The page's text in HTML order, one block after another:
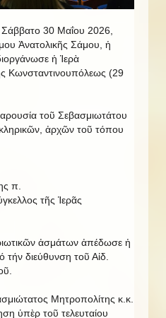
30 Μαΐου 2026,
Ἀνατολικῆς Σάμου, ἡ
ἡ Ἱερὰ
Κωνσταντινουπόλεως (29
τοῦ Σεβασμιωτάτου
ἀρχῶν τοῦ τόπου
π.
τῆς Ἱερᾶς
ἀσμάτων ἀπέδωσε ἡ
διεύθυνση τοῦ Αἰδ.
Μητροπολίτης κ.κ.
ὑπὲρ τοῦ τελευταίου